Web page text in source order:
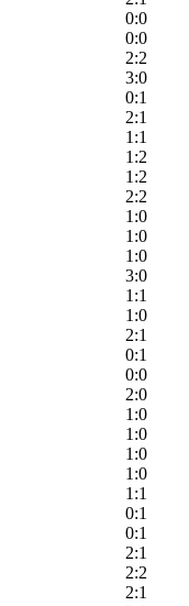
0:0
0:0
2:2
3:0
0:1
2:1
1:1
1:2
1:2
2:2
1:0
1:0
1:0
3:0
1:1
1:0
2:1
0:1
0:0
2:0
1:0
1:0
1:0
1:0
1:1
0:1
0:1
2:1
2:2
2:1